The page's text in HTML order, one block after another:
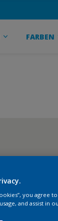
FARBEN
you
and assist in